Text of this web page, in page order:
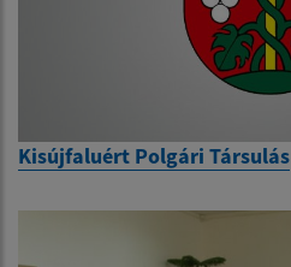
Kisújfaluért Polgári Társulás